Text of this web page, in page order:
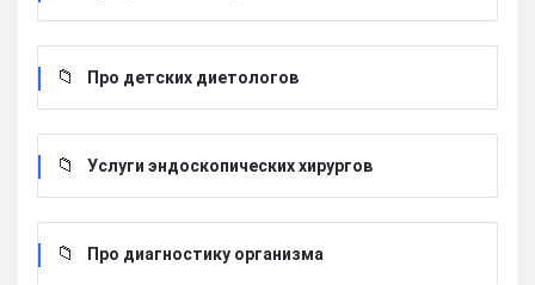
Про детских диетологов
Услуги эндоскопических хирургов
Про диагностику организма